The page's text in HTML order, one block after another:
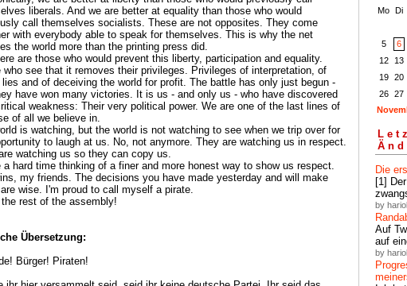
liberals. And we are better at equality than those who would
call themselves socialists. These are not opposites. They come
with everybody able to speak for themselves. This is why the net
the world more than the printing press did.
are those who would prevent this liberty, participation and equality.
who see that it removes their privileges. Privileges of interpretation, of
and of deceiving the world for profit. The battle has only just begun -
have won many victories. It is us - and only us - who have discovered
weakness: Their very political power. We are one of the last lines of
of all we believe in.
is watching, but the world is not watching to see when we trip over for
to laugh at us. No, not anymore. They are watching us in respect.
watching us so they can copy us.
a hard time thinking of a finer and more honest way to show us respect.
my friends. The decisions you have made yesterday and will make
wise. I'm proud to call myself a pirate.
the rest of the assembly!
Übersetzung:
Bürger! Piraten!
Mo Di
5
6
12
13
19
20
26
27
Die
[1]
by
Auf
auf
by